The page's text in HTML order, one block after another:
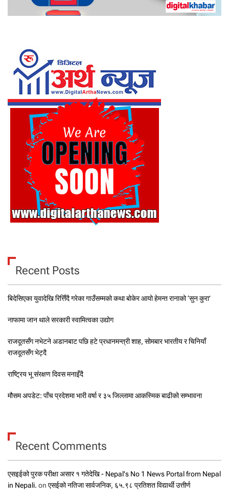
Recent Posts
बिदेसिएका युवादेखि रित्तिँदै गरेका गाउँसम्मको कथा बोकेर आयो हेमन्त रानाको ‘सुन कुरा’
नाफामा जान थाले सरकारी स्वामित्वका उद्योग
राजदूतसँग नभेटने अडानबाट पछि हटे प्रधानमन्त्री शाह, सोमबार भारतीय र चिनियाँ
राजदूतसँग भेट्दै
राष्ट्रिय भू संरक्षण दिवस मनाइँदै
मौसम अपडेट: पाँच प्रदेशमा भारी वर्षा र ३५ जिल्लामा आकस्मिक बाढीको सम्भावना
Recent Comments
एसइईको पुरक परीक्षा असार १ गतेदेखि - Nepal's No 1 News Portal from Nepal
in Nepali. on एसईको नतिजा सार्वजनिक, ६५.९८ प्रतिशत विद्यार्थी उत्तीर्ण